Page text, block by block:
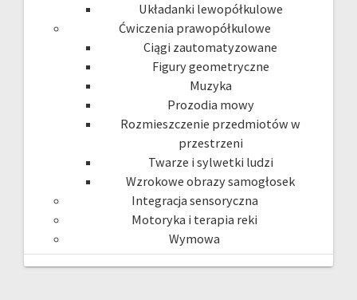
Układanki lewopółkulowe
Ćwiczenia prawopółkulowe
Ciągi zautomatyzowane
Figury geometryczne
Muzyka
Prozodia mowy
Rozmieszczenie przedmiotów w
przestrzeni
Twarze i sylwetki ludzi
Wzrokowe obrazy samogłosek
Integracja sensoryczna
Motoryka i terapia reki
Wymowa